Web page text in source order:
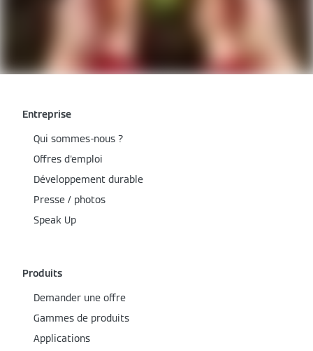
Entreprise
Qui sommes-nous ?
Offres d'emploi
Développement durable
Presse / photos
Speak Up
Produits
Demander une offre
Gammes de produits
Applications